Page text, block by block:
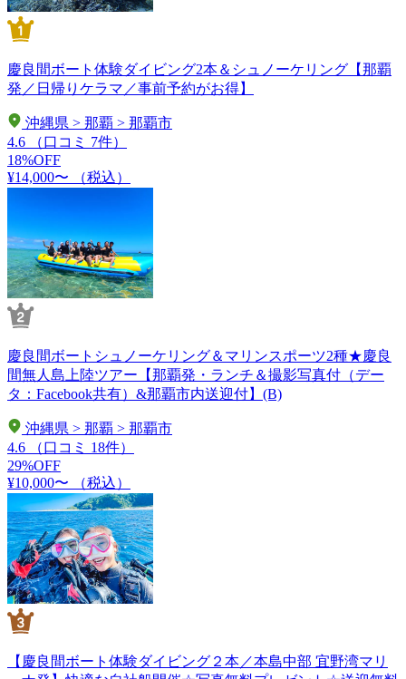
慶良間ボート体験ダイビング2本＆シュノーケリング【那覇
発／日帰りケラマ／事前予約がお得】
沖縄県 > 那覇 > 那覇市
4.6
（口コミ 7件）
18%OFF
¥14,000〜
（税込）
慶良間ボートシュノーケリング＆マリンスポーツ2種★慶良
間無人島上陸ツアー【那覇発・ランチ＆撮影写真付（デー
タ：Facebook共有）&那覇市内送迎付】(B)
沖縄県 > 那覇 > 那覇市
4.6
（口コミ 18件）
29%OFF
¥10,000〜
（税込）
【慶良間ボート体験ダイビング２本／本島中部 宜野湾マリ